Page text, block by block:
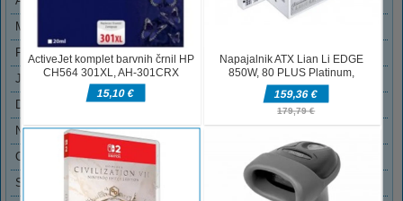
MAREC 2023
FEBRUAR 2023
JANUAR 2023
DECEMBER 2022
NOVEMBER 2022
OKTOBER 2022
SEPTEMBER 2022